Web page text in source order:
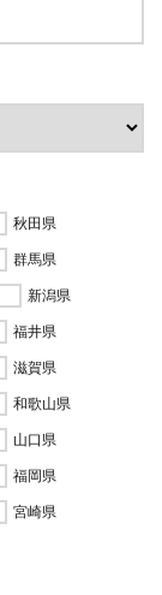
秋田県
群馬県
新潟県
福井県
滋賀県
和歌山県
山口県
福岡県
宮崎県